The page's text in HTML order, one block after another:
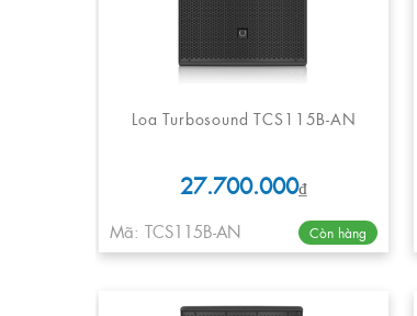
Loa Turbosound TCS115B-AN
27.700.000₫
Mã: TCS115B-AN
Còn hàng